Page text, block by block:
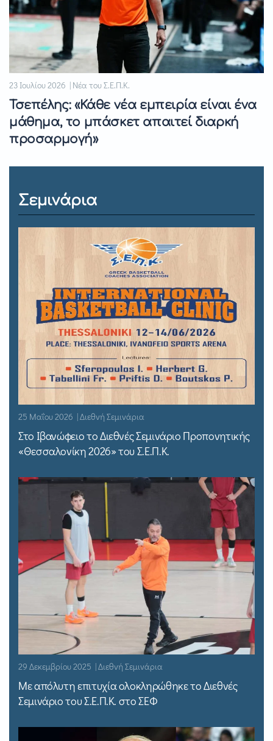
23 Ιουλίου 2026 | Νέα του Σ.Ε.Π.Κ.
Τσεπέλης: «Κάθε νέα εμπειρία είναι ένα
μάθημα, το μπάσκετ απαιτεί διαρκή
προσαρμογή»
Σεμινάρια
25 Μαΐου 2026 | Διεθνή Σεμινάρια
Στο Ιβανώφειο το Διεθνές Σεμινάριο Προπονητικής
«Θεσσαλονίκη 2026» του Σ.Ε.Π.Κ.
29 Δεκεμβρίου 2025 | Διεθνή Σεμινάρια
Με απόλυτη επιτυχία ολοκληρώθηκε το Διεθνές
Σεμινάριο του Σ.Ε.Π.Κ. στο ΣΕΦ